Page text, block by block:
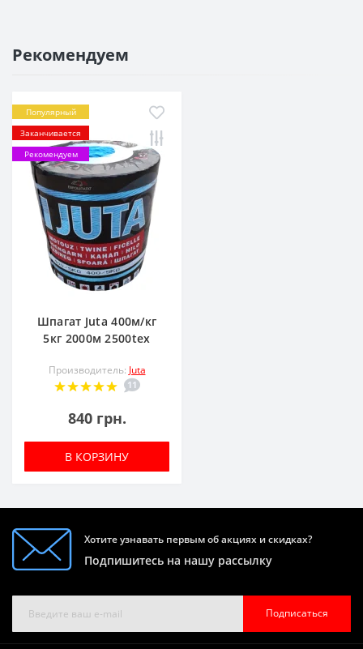
Рекомендуем
Популярный
Заканчивается
Рекомендуем
Шпагат Juta 400м/кг
5кг 2000м 2500tex
Производитель: Juta
11
840 грн.
В КОРЗИНУ
Хотите узнавать первым об акциях и скидках?
Подпишитесь на нашу рассылку
Подписаться